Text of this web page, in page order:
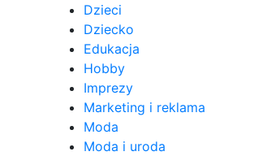
Dzieci
Dziecko
Edukacja
Hobby
Imprezy
Marketing i reklama
Moda
Moda i uroda